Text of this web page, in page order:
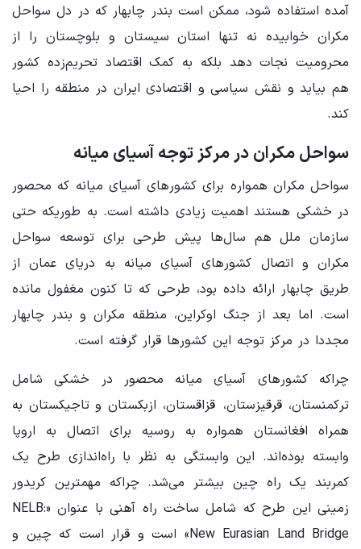
آمده استفاده شود، ممکن است بندر چابهار که در دل سواحل
مکران خوابیده نه تنها استان سیستان و بلوچستان را از
محرومیت نجات دهد بلکه به کمک اقتصاد تحریم‌زده کشور
هم بیاید و نقش سیاسی و اقتصادی ایران در منطقه را احیا
کند.
سواحل مکران در مرکز توجه آسیای میانه
سواحل مکران همواره برای کشورهای آسیای میانه که محصور
در خشکی هستند اهمیت زیادی داشته است. به طوریکه حتی
سازمان ملل هم سال‌ها پیش طرحی برای توسعه سواحل
مکران و اتصال کشورهای آسیای میانه به دریای عمان از
طریق چابهار ارائه داده بود، طرحی که تا کنون مغفول مانده
است. اما بعد از جنگ اوکراین، منطقه مکران و بندر چابهار
مجددا در مرکز توجه این کشورها قرار گرفته است.
چراکه کشورهای آسیای میانه محصور در خشکی شامل
ترکمنستان، قرقیزستان، قزاقستان، ازبکستان و تاجیکستان به
همراه افغانستان همواره به روسیه برای اتصال به اروپا
وابسته بوده‌اند. این وابستگی به نظر با راه‌اندازی طرح یک
کمربند یک راه چین بیشتر می‌شد. چراکه مهمترین کریدور
زمینی این طرح که شامل ساخت راه آهنی با عنوان «NELB:
New Eurasian Land Bridge» است و قرار است که چین و